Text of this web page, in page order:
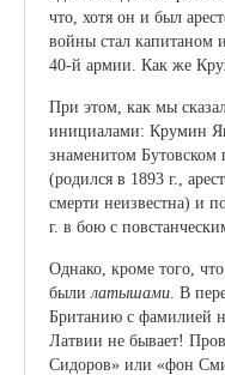
что, хотя он и был
войны стал капитаном
40-й армии. Как же
При этом, как мы
инициалами: Крумин Ян
знаменитом Бутовском
(родился в 1893 г.,
смерти неизвестна) и
г. в бою с
Однако, кроме того,
былилатышами. В
Британию с фамилией
Латвии не бывает!
Сидоров» или «фон